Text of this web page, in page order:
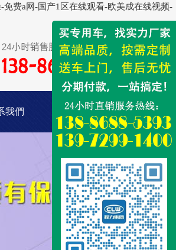
费a网-国产1区在线观看-欧美成在线视频-
我們